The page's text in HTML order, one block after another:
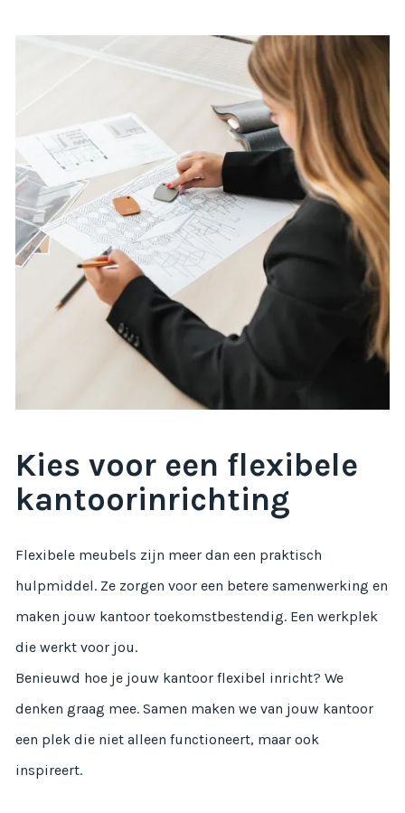
Kies voor een flexibele
kantoorinrichting
Flexibele meubels zijn meer dan een praktisch
hulpmiddel. Ze zorgen voor een betere samenwerking en
maken jouw kantoor toekomstbestendig. Een werkplek
die werkt voor jou.
Benieuwd hoe je jouw kantoor flexibel inricht? We
denken graag mee. Samen maken we van jouw kantoor
een plek die niet alleen functioneert, maar ook
inspireert.